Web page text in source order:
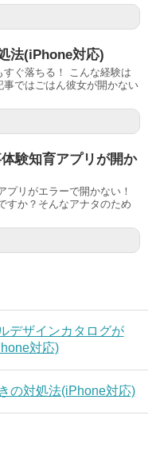
法(iPhone対応)
ぐ落ちる！ こんな経験は
ではごはん彼女が開かない
験知育アプリが開か
プリがエラーで開かない！
すか？そんなアナタのため
デザインカタログが
対応)
の対処法(iPhone対応)